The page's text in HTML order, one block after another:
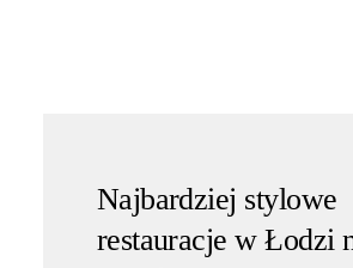
Najbardziej stylowe
restauracje w Łodzi